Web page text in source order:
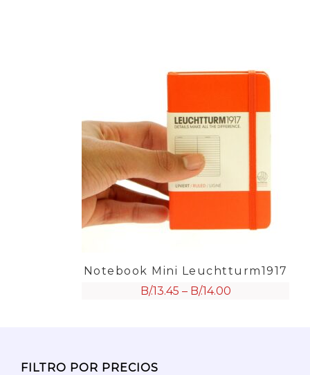
Notebook Mini Leuchtturm1917
B/.13.45 – B/.14.00
FILTRO POR PRECIOS